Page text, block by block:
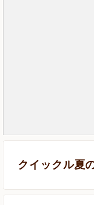
クイックル夏